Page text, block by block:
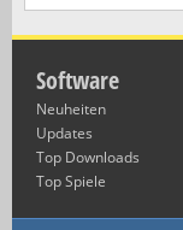
Software
Neuheiten
Updates
Top Downloads
Top Spiele